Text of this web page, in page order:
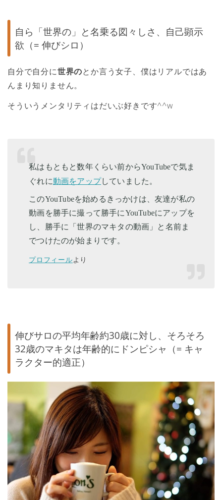
自ら「世界の」と名乗る図々しさ、自己顕示
欲（= 伸びシロ）
自分で自分に世界のとか言う女子、僕はリアルではあ
んまり知りません。
そういうメンタリティはだいぶ好きです^^w
私はもともと数年くらい前からYouTubeで気ま
ぐれに動画をアップしていました。
このYouTubeを始めるきっかけは、友達が私の
動画を勝手に撮って勝手にYouTubeにアップを
し、勝手に「世界のマキタの動画」と名前ま
でつけたのが始まりです。
プロフィールより
伸びサロの平均年齢約30歳に対し、そろそろ
32歳のマキタは年齢的にドンピシャ（= キャ
ラクター的適正）